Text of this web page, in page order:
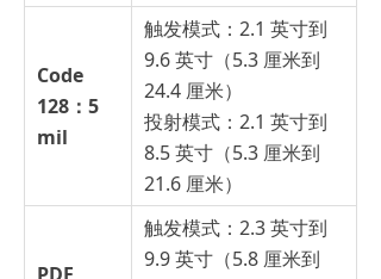
Code
128：5
mil
触发模式：2.1 英寸到
9.6 英寸（5.3 厘米到
24.4 厘米）
投射模式：2.1 英寸到
8.5 英寸（5.3 厘米到
21.6 厘米）
触发模式：2.3 英寸到
9.9 英寸（5.8 厘米到